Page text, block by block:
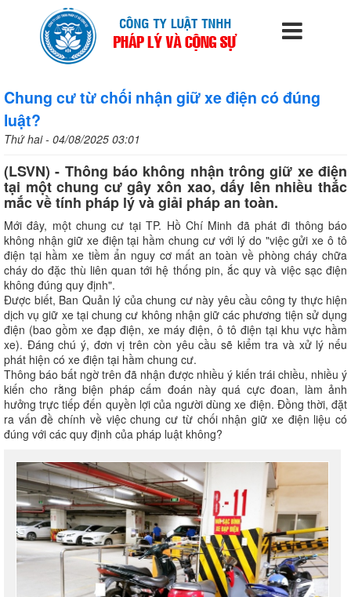
Chung cư từ chối nhận giữ xe điện có đúng
luật?
Thứ hai - 04/08/2025 03:01
(LSVN) - Thông báo không nhận trông giữ xe điện
tại một chung cư gây xôn xao, dấy lên nhiều thắc
mắc về tính pháp lý và giải pháp an toàn.
Mới đây, một chung cư tại TP. Hồ Chí Minh đã phát đi thông báo
không nhận giữ xe điện tại hầm chung cư với lý do "việc gửi xe ô tô
điện tại hầm xe tiềm ẩn nguy cơ mất an toàn về phòng cháy chữa
cháy do đặc thù liên quan tới hệ thống pin, ắc quy và việc sạc điện
không đúng quy định".
Được biết, Ban Quản lý của chung cư này yêu cầu công ty thực hiện
dịch vụ giữ xe tại chung cư không nhận giữ các phương tiện sử dụng
điện (bao gồm xe đạp điện, xe máy điện, ô tô điện tại khu vực hầm
xe). Đáng chú ý, đơn vị trên còn yêu cầu sẽ kiểm tra và xử lý nếu
phát hiện có xe điện tại hầm chung cư.
Thông báo bất ngờ trên đã nhận được nhiều ý kiến trái chiều, nhiều ý
kiến cho rằng biện pháp cấm đoán này quá cực đoan, làm ảnh
hưởng trực tiếp đến quyền lợi của người dùng xe điện. Đồng thời, đặt
ra vấn đề chính về việc chung cư từ chối nhận giữ xe điện liệu có
đúng với các quy định của pháp luật không?